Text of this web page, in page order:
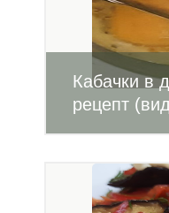
Кабачки в
рецепт